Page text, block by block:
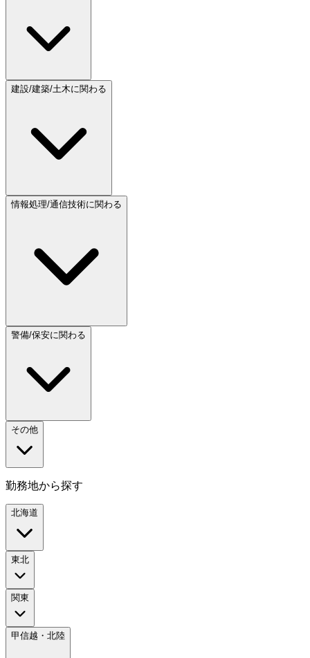
建設/建築/土木に関わる
情報処理/通信技術に関わる
警備/保安に関わる
その他
勤務地から探す
北海道
東北
関東
甲信越・北陸